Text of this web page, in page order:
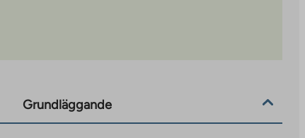
Grundläggande